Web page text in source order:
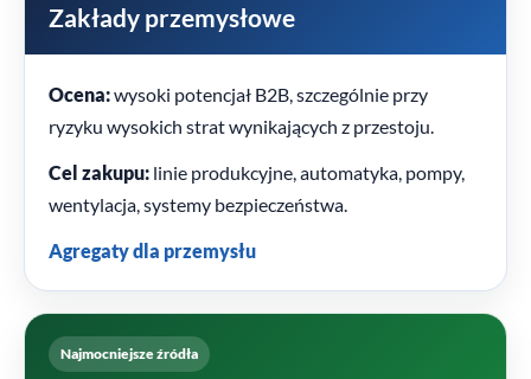
Zakłady przemysłowe
Ocena:wysoki potencjał B2B, szczególnie przy
ryzyku wysokich strat wynikających z przestoju.
Cel zakupu: linie produkcyjne, automatyka, pompy,
wentylacja, systemy bezpieczeństwa.
Agregaty dla przemysłu
Najmocniejsze źródła